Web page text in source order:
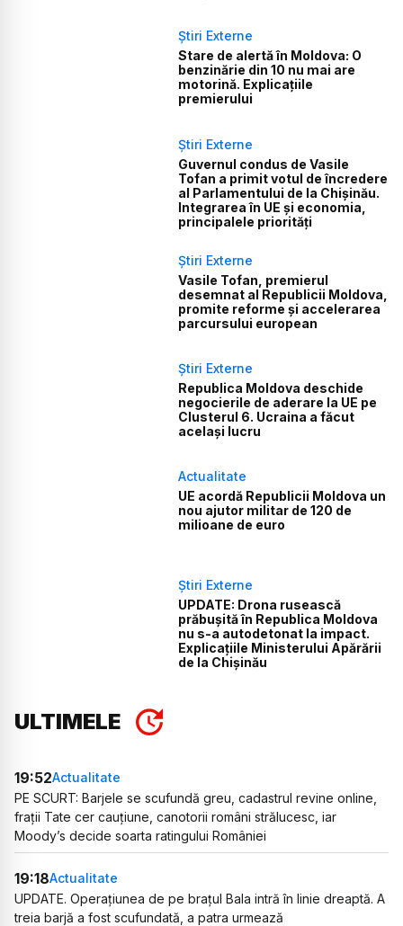
Știri Externe
Stare de alertă în Moldova: O
benzinărie din 10 nu mai are
motorină. Explicațiile
premierului
Știri Externe
Guvernul condus de Vasile
Tofan a primit votul de încredere
al Parlamentului de la Chișinău.
Integrarea în UE și economia,
principalele priorități
Știri Externe
Vasile Tofan, premierul
desemnat al Republicii Moldova,
promite reforme și accelerarea
parcursului european
Știri Externe
Republica Moldova deschide
negocierile de aderare la UE pe
Clusterul 6. Ucraina a făcut
același lucru
Actualitate
UE acordă Republicii Moldova un
nou ajutor militar de 120 de
milioane de euro
Știri Externe
UPDATE: Drona rusească
prăbușită în Republica Moldova
nu s-a autodetonat la impact.
Explicațiile Ministerului Apărării
de la Chișinău
ULTIMELE
19:52Actualitate
PE SCURT: Barjele se scufundă greu, cadastrul revine online,
frații Tate cer cauțiune, canotorii români strălucesc, iar
Moody’s decide soarta ratingului României
19:18Actualitate
UPDATE. Operațiunea de pe brațul Bala intră în linie dreaptă. A
treia barjă a fost scufundată, a patra urmează